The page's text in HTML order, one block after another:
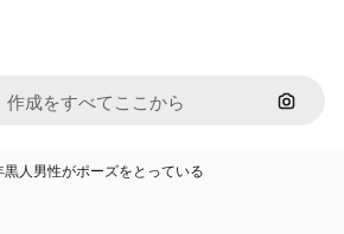
画像で
黒人男性がポーズをとっている